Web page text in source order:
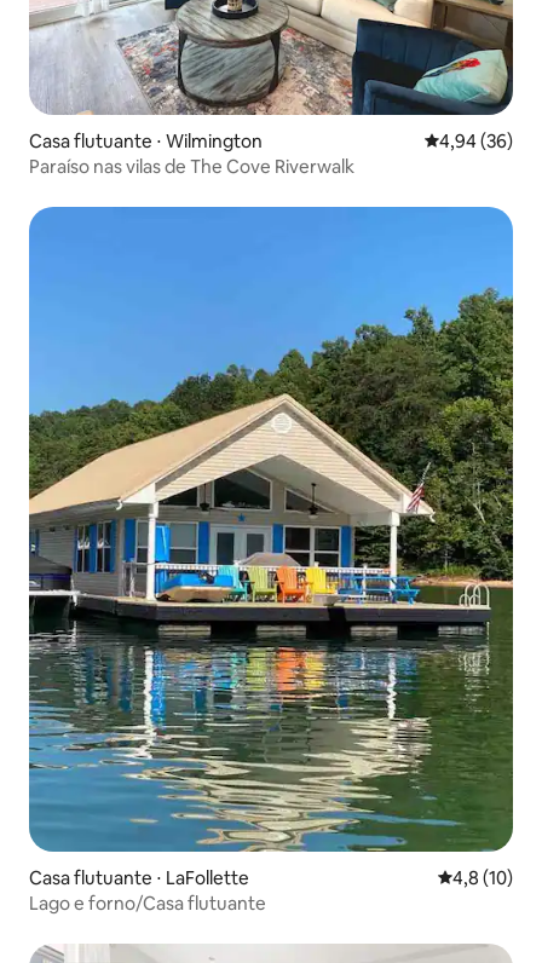
Casa flutuante ⋅ Wilmington 4,94 de uma
4,94 (36)
Paraíso nas vilas de The Cove Riverwalk
Casa flutuante ⋅ LaFollette 4,8 de uma
4,8 (10)
Lago e forno/Casa flutuante